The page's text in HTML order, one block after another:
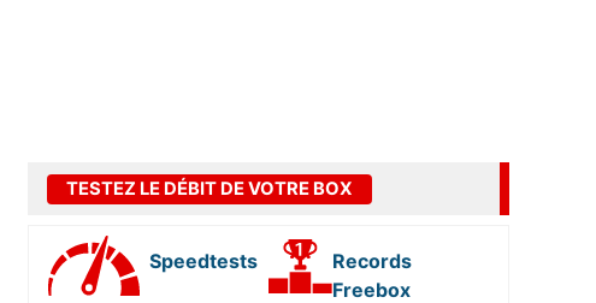
TESTEZ LE DÉBIT DE VOTRE BOX
Speedtests
Records
Freebox